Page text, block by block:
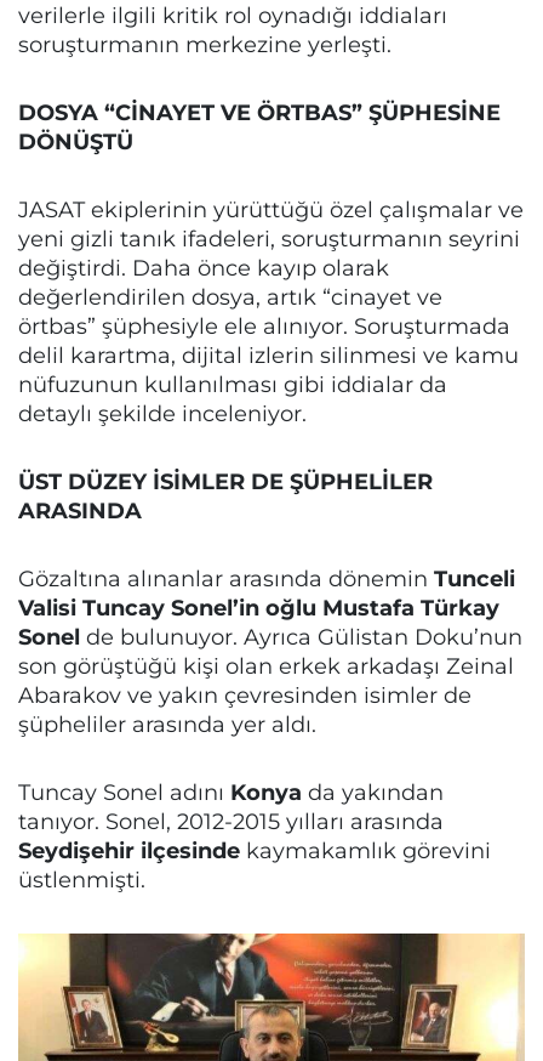
verilerle ilgili kritik rol oynadığı iddiaları
soruşturmanın merkezine yerleşti.
DOSYA “CİNAYET VE ÖRTBAS” ŞÜPHESİNE
DÖNÜŞTÜ
JASAT ekiplerinin yürüttüğü özel çalışmalar ve
yeni gizli tanık ifadeleri, soruşturmanın seyrini
değiştirdi. Daha önce kayıp olarak
değerlendirilen dosya, artık “cinayet ve
örtbas” şüphesiyle ele alınıyor. Soruşturmada
delil karartma, dijital izlerin silinmesi ve kamu
nüfuzunun kullanılması gibi iddialar da
detaylı şekilde inceleniyor.
ÜST DÜZEY İSİMLER DE ŞÜPHELİLER
ARASINDA
Gözaltına alınanlar arasında dönemin Tunceli
Valisi Tuncay Sonel’in oğlu Mustafa Türkay
Sonel de bulunuyor. Ayrıca Gülistan Doku’nun
son görüştüğü kişi olan erkek arkadaşı Zeinal
Abarakov ve yakın çevresinden isimler de
şüpheliler arasında yer aldı.
Tuncay Sonel adını Konya da yakından
tanıyor. Sonel, 2012-2015 yılları arasında
Seydişehir ilçesinde kaymakamlık görevini
üstlenmişti.